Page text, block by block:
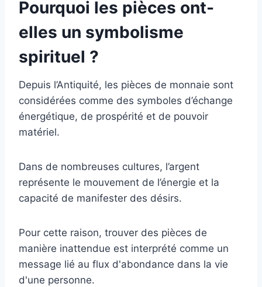
Pourquoi les pièces ont-
elles un symbolisme
spirituel ?
Depuis l’Antiquité, les pièces de monnaie sont
considérées comme des symboles d’échange
énergétique, de prospérité et de pouvoir
matériel.
Dans de nombreuses cultures, l’argent
représente le mouvement de l’énergie et la
capacité de manifester des désirs.
Pour cette raison, trouver des pièces de
manière inattendue est interprété comme un
message lié au flux d'abondance dans la vie
d'une personne.